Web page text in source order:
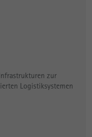
zur
Logistiksystemen